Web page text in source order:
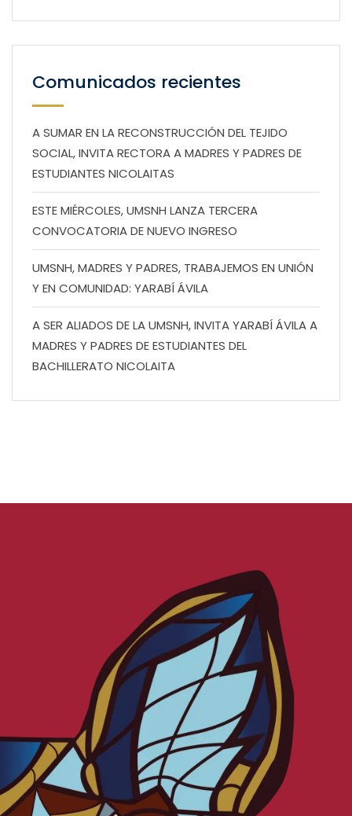
Comunicados recientes
A SUMAR EN LA RECONSTRUCCIÓN DEL TEJIDO
SOCIAL, INVITA RECTORA A MADRES Y PADRES DE
ESTUDIANTES NICOLAITAS
ESTE MIÉRCOLES, UMSNH LANZA TERCERA
CONVOCATORIA DE NUEVO INGRESO
UMSNH, MADRES Y PADRES, TRABAJEMOS EN UNIÓN
Y EN COMUNIDAD: YARABÍ ÁVILA
A SER ALIADOS DE LA UMSNH, INVITA YARABÍ ÁVILA A
MADRES Y PADRES DE ESTUDIANTES DEL
BACHILLERATO NICOLAITA